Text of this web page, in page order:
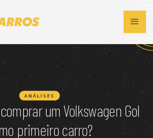
ANÁLISES
um Volkswagen Gol
primeiro carro?